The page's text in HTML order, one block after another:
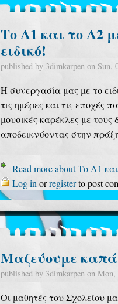
Το Α1 και το Α2
ειδικό!
published by 3dimkarpen on Sun,
Η συνεργασία μας με το
τις ημέρες και τις εποχές
μουσικές καρέκλες με
αποδεικνύοντας στην
Read moreabout Το Α1
Log in orregisterto post
Μαζεύουμε
published by 3dimkarpen on Mon,
Οι μαθητές του Σχολείου